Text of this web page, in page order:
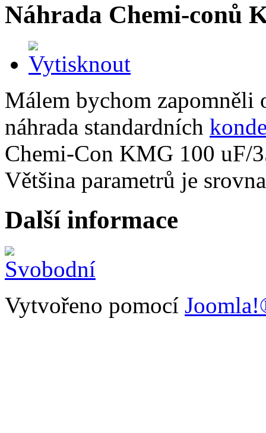
Náhrada Chemi-conů
Málem bychom zapomněli
náhrada standardních
Chemi-Con KMG 100 uF/
Většina parametrů je
Další informace
Vytvořeno pomocí